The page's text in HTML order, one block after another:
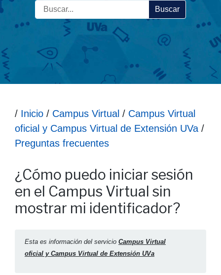
Buscar
Ruta hasta la información
/ Inicio / Campus Virtual / Campus Virtual
oficial y Campus Virtual de Extensión UVa /
Preguntas frecuentes
¿Cómo puedo iniciar sesión
en el Campus Virtual sin
mostrar mi identificador?
Esta es información del servicio Campus Virtual
oficial y Campus Virtual de Extensión UVa